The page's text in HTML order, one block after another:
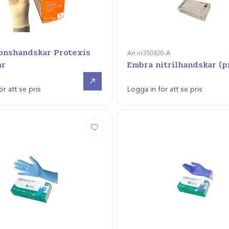
Protexis
att se pris
Art.nr350820-A
Embra nitrilhandskar
Logga in för att se pris